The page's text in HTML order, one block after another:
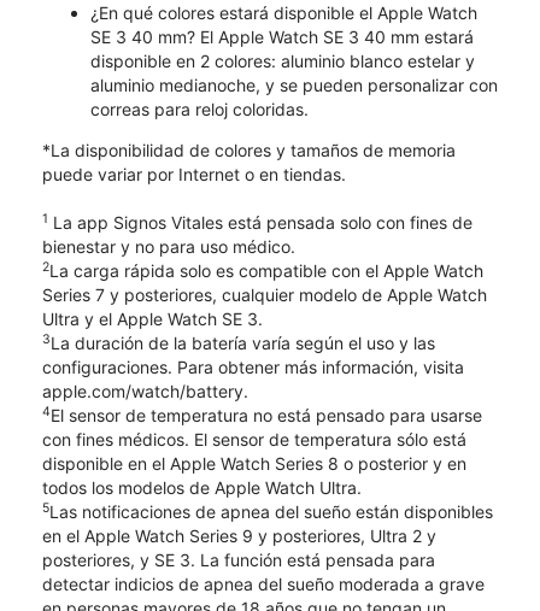
¿En qué colores estará disponible el Apple Watch
SE 3 40 mm? El Apple Watch SE 3 40 mm estará
disponible en 2 colores: aluminio blanco estelar y
aluminio medianoche, y se pueden personalizar con
correas para reloj coloridas.
*La disponibilidad de colores y tamaños de memoria
puede variar por Internet o en tiendas.
1 La app Signos Vitales está pensada solo con fines de
bienestar y no para uso médico.
2La carga rápida solo es compatible con el Apple Watch
Series 7 y posteriores, cualquier modelo de Apple Watch
Ultra y el Apple Watch SE 3.
3La duración de la batería varía según el uso y las
configuraciones. Para obtener más información, visita
apple.com/watch/battery.
4El sensor de temperatura no está pensado para usarse
con fines médicos. El sensor de temperatura sólo está
disponible en el Apple Watch Series 8 o posterior y en
todos los modelos de Apple Watch Ultra.
5Las notificaciones de apnea del sueño están disponibles
en el Apple Watch Series 9 y posteriores, Ultra 2 y
posteriores, y SE 3. La función está pensada para
detectar indicios de apnea del sueño moderada a grave